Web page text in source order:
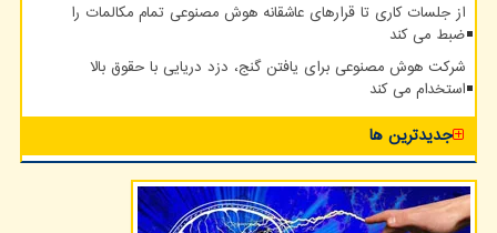
از جلسات کاری تا قرارهای عاشقانه هوش مصنوعی تمام مکالمات را
ضبط می کند
شرکت هوش مصنوعی برای یافتن گنج، دزد دریایی با حقوق بالا
استخدام می کند
جدیدترین ها